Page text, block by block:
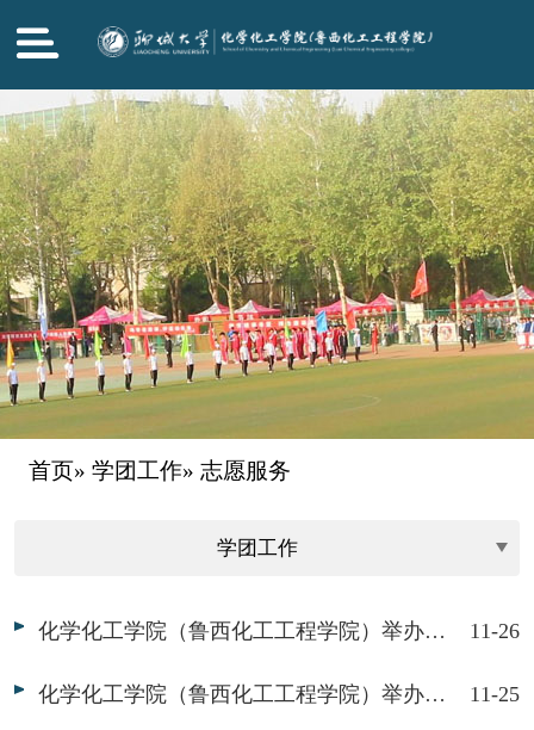
首页» 学团工作» 志愿服务
化学化工学院（鲁西化工工程学院）举办“同心筑梦，爱无边界”敬老志愿活动 11-26
化学化工学院（鲁西化工工程学院）举办“感恩手工，传递真情”志愿服务活动 11-25